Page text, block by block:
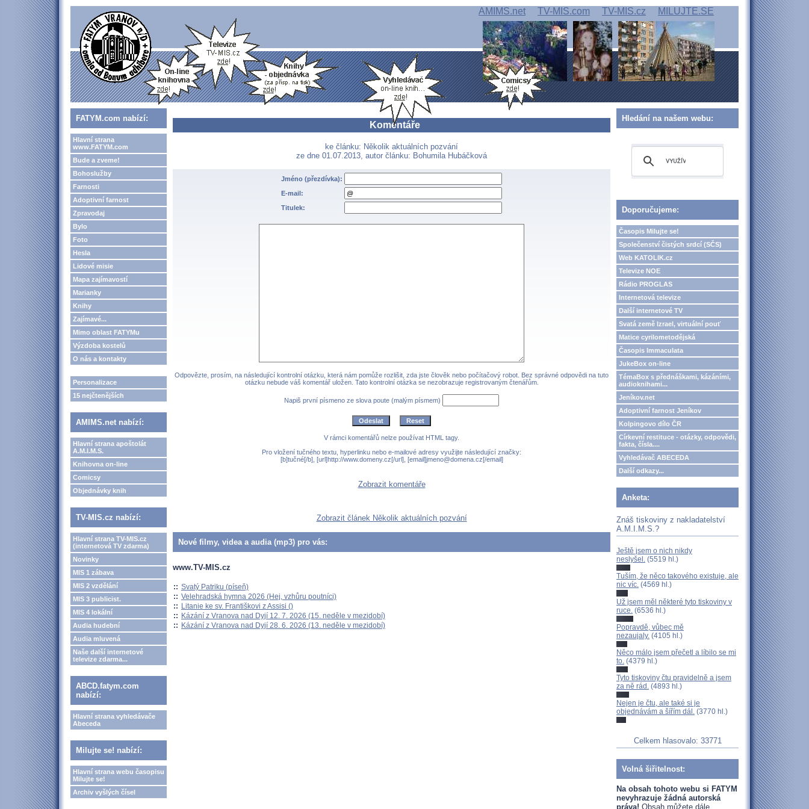
AMIMS.net TV-MIS.com TV-MIS.cz MILUJTE.SE
FATYM.com nabízí:
Hlavní strana
www.FATYM.com
Bude a zveme!
Bohoslužby
Farnosti
Adoptivní farnost
Zpravodaj
Bylo
Foto
Hesla
Lidové misie
Mapa zajímavostí
Marianky
Knihy
Zajímavé...
Mimo oblast FATYMu
Výzdoba kostelů
O nás a kontakty
Personalizace
15 nejčtenějších
AMIMS.net nabízí:
Hlavní strana apoštolát
A.M.I.M.S.
Knihovna on-line
Comicsy
Objednávky knih
TV-MIS.cz nabízí:
Hlavní strana TV-MIS.cz
(internetová TV zdarma)
Novinky
MIS 1 zábava
MIS 2 vzdělání
MIS 3 publicist.
MIS 4 lokální
Audia hudební
Audia mluvená
Naše další internetové
televize zdarma...
ABCD.fatym.com
nabízí:
Hlavní strana vyhledávače
Abeceda
Milujte se! nabízí:
Hlavní strana webu časopisu
Milujte se!
Archiv vyšlých čísel
Komentáře
ke článku: Několik aktuálních pozvání
ze dne 01.07.2013, autor článku: Bohumila Hubáčková
Jméno (přezdívka):
E-mail:
Titulek:
Odpovězte, prosím, na následující kontrolní otázku, která nám pomůže rozlišit, zda jste člověk nebo počítačový robot. Bez správné odpovědi na tuto
otázku nebude váš komentář uložen. Tato kontrolní otázka se nezobrazuje registrovaným čtenářům.
Napiš první písmeno ze slova poute (malým písmem)
V rámci komentářů nelze používat HTML tagy.
Pro vložení tučného textu, hyperlinku nebo e-mailové adresy využijte následující značky:
[b]tučné[/b], [url]http://www.domeny.cz[/url], [email]jmeno@domena.cz[/email]
Zobrazit komentáře
Zobrazit článek Několik aktuálních pozvání
Nové filmy, videa a audia (mp3) pro vás:
www.TV-MIS.cz
:: Svatý Patriku (píseň)
:: Velehradská hymna 2026 (Hej, vzhůru poutníci)
:: Litanie ke sv. Františkovi z Assisi ()
:: Kázání z Vranova nad Dyjí 12. 7. 2026 (15. neděle v mezidobí)
:: Kázání z Vranova nad Dyjí 28. 6. 2026 (13. neděle v mezidobí)
Hledání na našem webu:
Doporučujeme:
Časopis Milujte se!
Společenství čistých srdcí (SČS)
Web KATOLIK.cz
Televize NOE
Rádio PROGLAS
Internetová televize
Další internetové TV
Svatá země Izrael, virtuální pouť
Matice cyrilometodějská
Časopis Immaculata
JukeBox on-line
TémaBox s přednáškami, kázáními,
audioknihami...
Jeníkov.net
Adoptivní farnost Jeníkov
Kolpingovo dílo ČR
Církevní restituce - otázky, odpovědi,
fakta, čísla....
Vyhledávač ABECEDA
Další odkazy...
Anketa:
Znáš tiskoviny z nakladatelství
A.M.I.M.S.?
Ještě jsem o nich nikdy
neslyšel. (5519 hl.)
Tuším, že něco takového existuje, ale
nic víc. (4569 hl.)
Už jsem měl některé tyto tiskoviny v
ruce. (6536 hl.)
Popravdě, vůbec mě
nezaujaly. (4105 hl.)
Něco málo jsem přečetl a líbilo se mi
to. (4379 hl.)
Tyto tiskoviny čtu pravidelně a jsem
za ně rád. (4893 hl.)
Nejen je čtu, ale také si je
objednávám a šířím dál. (3770 hl.)
Celkem hlasovalo: 33771
Volná šiřitelnost:
Na obsah tohoto webu si FATYM
nevyhrazuje žádná autorská
práva! Obsah můžete dále